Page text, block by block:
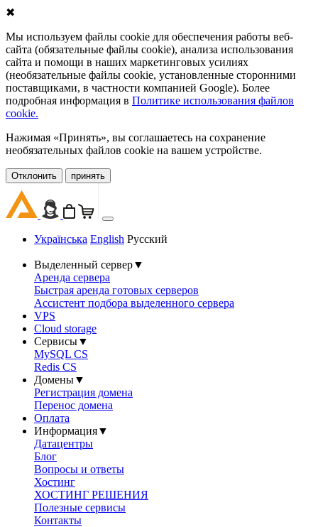
✖
Мы используем файлы cookie для обеспечения работы веб-
сайта (обязательные файлы cookie), анализа использования
сайта и помощи в наших маркетинговых усилиях
(необязательные файлы cookie, установленные сторонними
поставщиками, в частности компанией Google). Более
подробная информация в Политике использования файлов
cookie.
Нажимая «Принять», вы соглашаетесь на сохранение
необязательных файлов cookie на вашем устройстве.
Oтклонить принять
Українська English Русский
Выделенный сервер▼
Аренда сервера
Быстрая аренда готовых серверов
Ассистент подбора выделенного сервера
VPS
Cloud storage
Сервисы▼
MySQL CS
Redis CS
Домены▼
Регистрация домена
Перенос домена
Оплата
Информация▼
Датацентры
Блог
Вопросы и ответы
Хостинг
ХОСТИНГ РЕШЕНИЯ
Полезные сервисы
Контакты